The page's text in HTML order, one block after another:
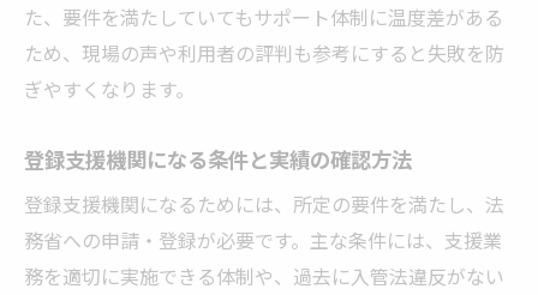
た、要件を満たしていてもサポート体制に温度差がある
ため、現場の声や利用者の評判も参考にすると失敗を防
ぎやすくなります。
登録支援機関になる条件と実績の確認方法
登録支援機関になるためには、所定の要件を満たし、法
務省への申請・登録が必要です。主な条件には、支援業
務を適切に実施できる体制や、過去に入管法違反がない